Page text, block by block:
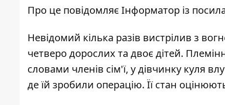
Про це повідомляє Інформатор із
Невідомий кілька разів вистрілив з
четверо дорослих та двоє дітей.
словами членів сім'ї, у дівчинку куля
де їй зробили операцію. Її стан